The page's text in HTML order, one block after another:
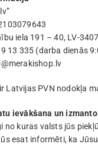
iela 191 – 40, LV-3407
13 335 (darba dienās
Latvijas PVN nodokļa
ievākšana un
no kuras valsts jūs
esat informēti, ka